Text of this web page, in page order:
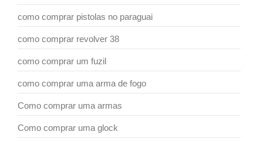
como comprar pistolas no paraguai
como comprar revolver 38
como comprar um fuzil
como comprar uma arma de fogo
Como comprar uma armas
Como comprar uma glock